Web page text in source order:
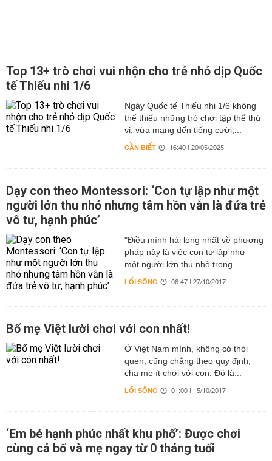
Top 13+ trò chơi vui nhộn cho trẻ nhỏ dịp Quốc
tế Thiếu nhi 1/6
Ngày Quốc tế Thiếu nhi 1/6 không
thể thiếu những trò chơi tập thể thú
vị, vừa mang đến tiếng cười,...
CẦN BIẾT 16:40 | 20/05/2025
Dạy con theo Montessori: ‘Con tự lập như một
người lớn thu nhỏ nhưng tâm hồn vẫn là đứa trẻ
vô tư, hạnh phúc’
"Điều mình hài lòng nhất về phương
pháp này là việc con tự lập như
một người lớn thu nhỏ trong...
LỐI SỐNG 06:47 | 27/10/2017
Bố mẹ Việt lười chơi với con nhất!
Ở Việt Nam mình, không có thói
quen, cũng chẳng theo quy định,
cha mẹ ít chơi với con. Đó là...
LỐI SỐNG 01:00 | 15/10/2017
‘Em bé hạnh phúc nhất khu phố’: Được chơi
cùng cả bố và mẹ ngay từ 0 tháng tuổi